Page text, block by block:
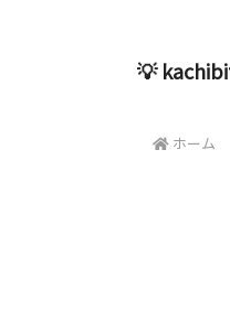
💡
ホーム